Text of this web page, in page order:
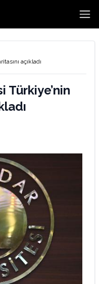
açıkladı
Türkiye’nin